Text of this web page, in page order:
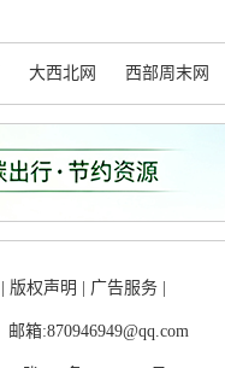
大西北网 西部周末网
版权声明 广告服务
邮箱:870946949@qq.com